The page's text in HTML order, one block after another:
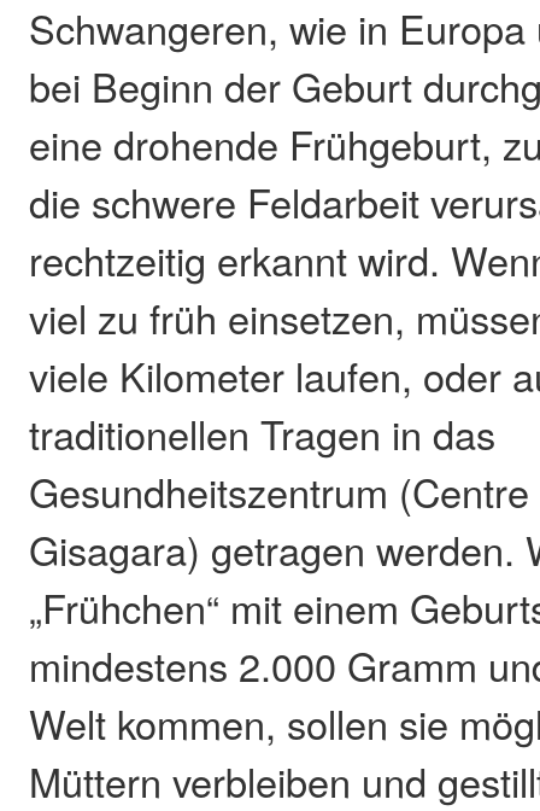
Schwangeren, wie in
bei Beginn der Geburt
eine drohende Frühgeburt,
die schwere Feldarbeit
rechtzeitig erkannt wird.
viel zu früh einsetzen,
viele Kilometer laufen, oder
traditionellen Tragen in das
Gesundheitszentrum
Gisagara) getragen werden.
„Frühchen“ mit einem
mindestens 2.000 Gramm
Welt kommen, sollen sie
Müttern verbleiben und